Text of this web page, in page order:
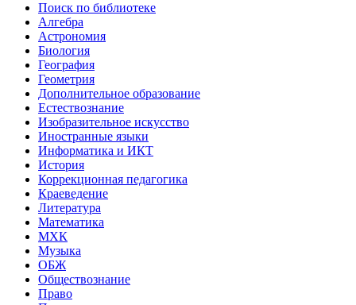
Поиск по библиотеке
Алгебра
Астрономия
Биология
География
Геометрия
Дополнительное образование
Естествознание
Изобразительное искусство
Иностранные языки
Информатика и ИКТ
История
Коррекционная педагогика
Краеведение
Литература
Математика
МХК
Музыка
ОБЖ
Обществознание
Право